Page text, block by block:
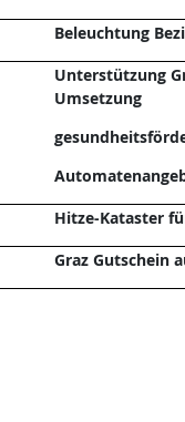
Beleuchtung
Unterstützung
Umsetzung
Hitze-Kataster
Graz Gutschein